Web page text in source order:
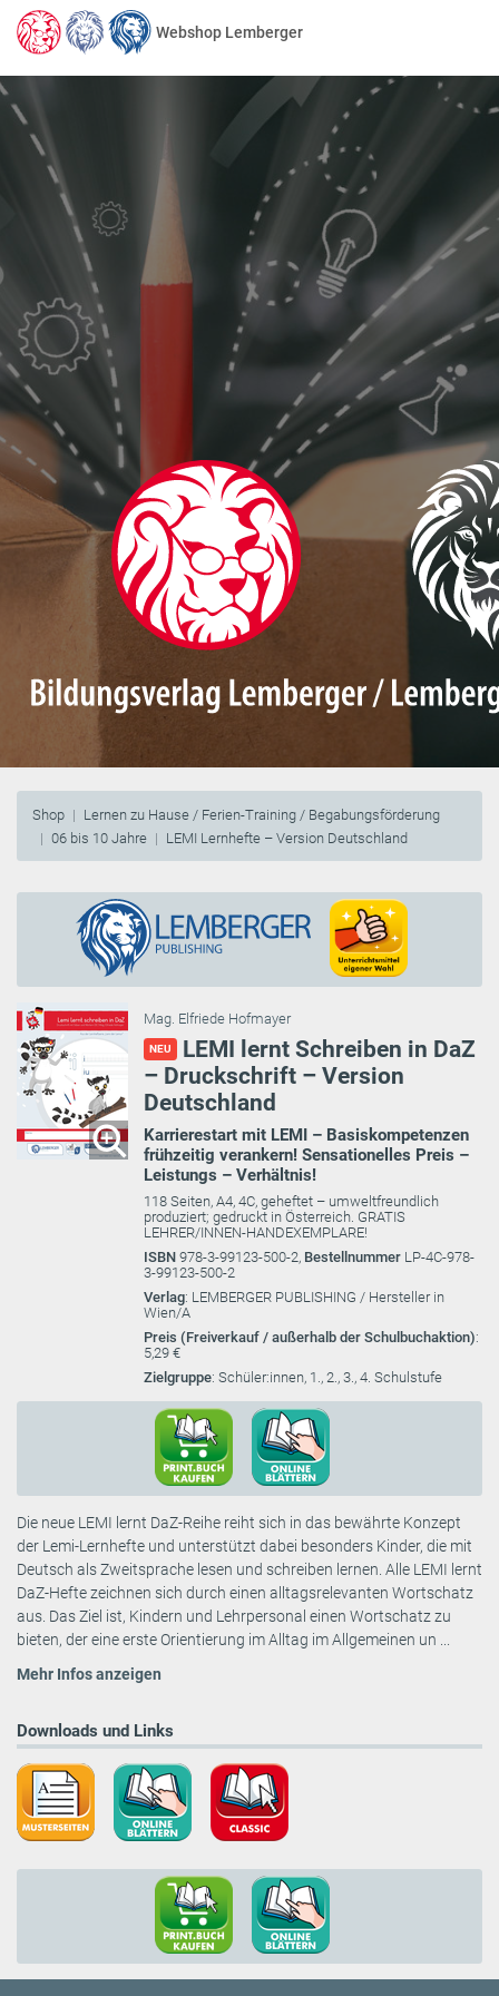
Webshop Lemberger
Shop
Lernen zu Hause / Ferien-Training / Begabungsförderung
06 bis 10 Jahre
LEMI Lernhefte – Version Deutschland
Mag. Elfriede Hofmayer
NEU
LEMI lernt Schreiben in DaZ
– Druckschrift – Version
Deutschland
Karrierestart mit LEMI – Basiskompetenzen
frühzeitig verankern! Sensationelles Preis –
Leistungs – Verhältnis!
118 Seiten, A4, 4C, geheftet – umweltfreundlich
produziert; gedruckt in Österreich. GRATIS
LEHRER/INNEN-HANDEXEMPLARE!
ISBN 978-3-99123-500-2, Bestellnummer LP-4C-978-
3-99123-500-2
Verlag: LEMBERGER PUBLISHING / Hersteller in
Wien/A
Preis (Freiverkauf / außerhalb der Schulbuchaktion):
5,29 €
Zielgruppe: Schüler:innen, 1., 2., 3., 4. Schulstufe
Die neue LEMI lernt DaZ-Reihe reiht sich in das bewährte Konzept
der Lemi-Lernhefte und unterstützt dabei besonders Kinder, die mit
Deutsch als Zweitsprache lesen und schreiben lernen. Alle LEMI lernt
DaZ-Hefte zeichnen sich durch einen alltagsrelevanten Wortschatz
aus. Das Ziel ist, Kindern und Lehrpersonal einen Wortschatz zu
bieten, der eine erste Orientierung im Alltag im Allgemeinen un ...
Mehr Infos anzeigen
Downloads und Links